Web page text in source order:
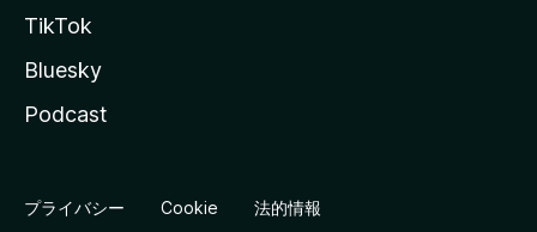
TikTok
Bluesky
Podcast
プライバシー Cookie 法的情報